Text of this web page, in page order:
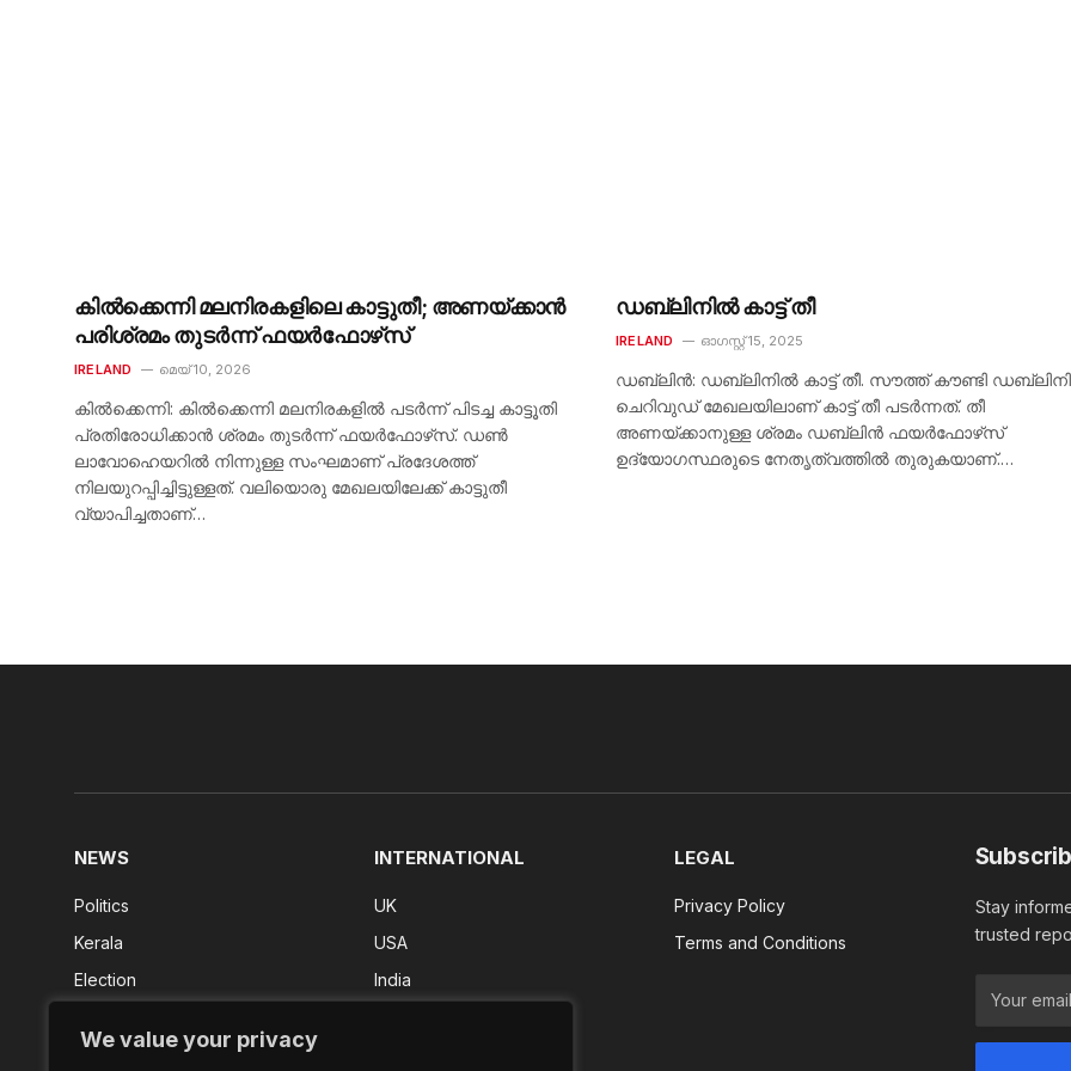
We value your privacy
കിൽക്കെന്നി മലനിരകളിലെ കാട്ടുതീ; അണയ്ക്കാൻ
പരിശ്രമം തുടർന്ന് ഫയർഫോഴ്‌സ്
IRELAND മെയ്‌ 10, 2026
കിൽക്കെന്നി: കിൽക്കെന്നി മലനിരകളിൽ പടർന്ന് പിടച്ച കാട്ടൂതി
പ്രതിരോധിക്കാൻ ശ്രമം തുടർന്ന് ഫയർഫോഴ്‌സ്. ഡൺ
ലാവോഹെയറിൽ നിന്നുള്ള സംഘമാണ് പ്രദേശത്ത്
നിലയുറപ്പിച്ചിട്ടുള്ളത്. വലിയൊരു മേഖലയിലേക്ക് കാട്ടുതീ
വ്യാപിച്ചതാണ്…
ഡബ്ലിനിൽ കാട്ട് തീ
IRELAND ഓഗസ്റ്റ്‌ 15, 2025
ഡബ്ലിൻ: ഡബ്ലിനിൽ കാട്ട് തീ. സൗത്ത് കൗണ്ടി
ചെറിവുഡ് മേഖലയിലാണ് കാട്ട് തീ പടർന്നത്. തീ
അണയ്ക്കാനുള്ള ശ്രമം ഡബ്ലിൻ ഫയർഫോഴ്‌സ്
ഉദ്യോഗസ്ഥരുടെ നേതൃത്വത്തിൽ തുരുകയാണ്.…
NEWS
Politics
Kerala
Election
FIFA 2026
INTERNATIONAL
UK
USA
India
LEGAL
Privacy Policy
Terms and Conditions
Stay
trusted